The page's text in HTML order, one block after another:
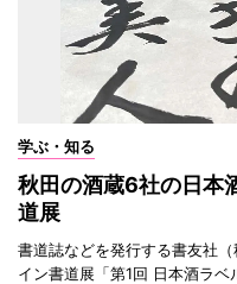
学ぶ・知る
秋田の酒蔵6社の日本
道展
書道誌などを発行する書友社
イン書道展「第1回 日本酒ラベ